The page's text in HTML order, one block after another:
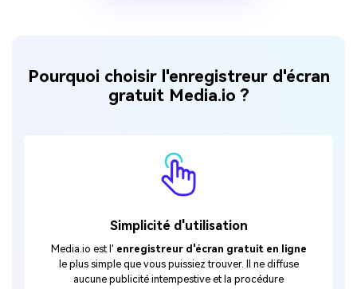
Pourquoi choisir l'enregistreur d'écran
gratuit Media.io ?
Simplicité d'utilisation
Media.io est l' enregistreur d'écran gratuit en ligne
le plus simple que vous puissiez trouver. Il ne diffuse
aucune publicité intempestive et la procédure